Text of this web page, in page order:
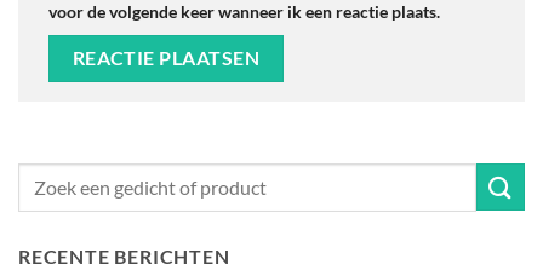
voor de volgende keer wanneer ik een reactie plaats.
RECENTE BERICHTEN